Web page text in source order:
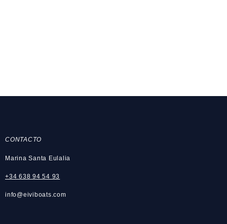
CONTACTO
Marina Santa Eulalia
+34 638 94 54 93
info@eiviboats.com